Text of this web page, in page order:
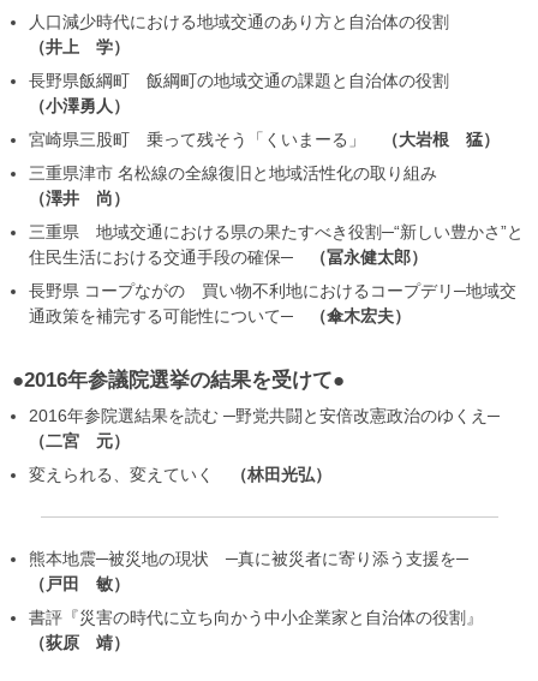
人口減少時代における地域交通のあり方と自治体の役割
井上 学
長野県飯綱町 飯綱町の地域交通の課題と自治体の役割
小澤勇人
宮崎県三股町 乗って残そう「くいまーる」
大岩根 猛
三重県津市 名松線の全線復旧と地域活性化の取り組み
澤井 尚
三重県 地域交通における県の果たすべき役割─“新しい豊かさ”と
住民生活における交通手段の確保─
冨永健太郎
長野県 コープながの 買い物不利地におけるコープデリ─地域交
通政策を補完する可能性について─
傘木宏夫
●2016年参議院選挙の結果を受けて●
2016年参院選結果を読む ─野党共闘と安倍改憲政治のゆくえ─
二宮 元
変えられる、変えていく
林田光弘
熊本地震─被災地の現状 ─真に被災者に寄り添う支援を─
戸田 敏
書評『災害の時代に立ち向かう中小企業家と自治体の役割』
荻原 靖